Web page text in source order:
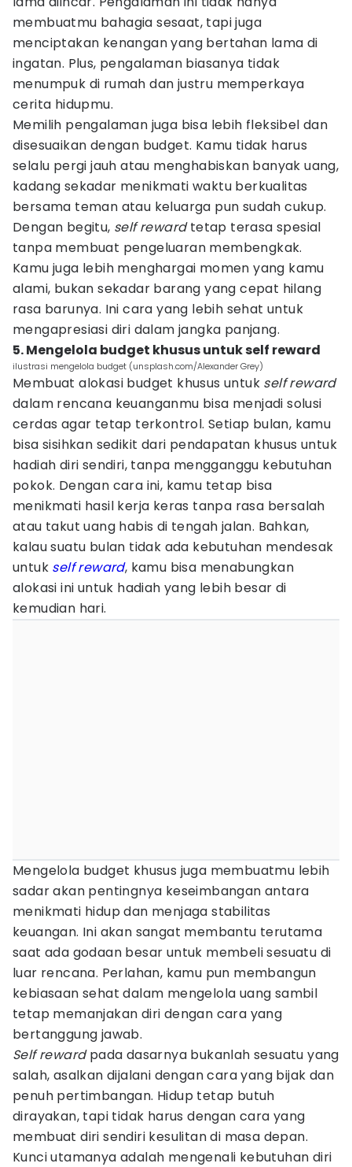
membuatmu bahagia sesaat, tapi juga
menciptakan kenangan yang bertahan lama di
ingatan. Plus, pengalaman biasanya tidak
menumpuk di rumah dan justru memperkaya
cerita hidupmu.
Memilih pengalaman juga bisa lebih fleksibel dan
disesuaikan dengan budget. Kamu tidak harus
selalu pergi jauh atau menghabiskan banyak uang,
kadang sekadar menikmati waktu berkualitas
bersama teman atau keluarga pun sudah cukup.
Dengan begitu, self rewardtetap terasa spesial
tanpa membuat pengeluaran membengkak.
Kamu juga lebih menghargai momen yang kamu
alami, bukan sekadar barang yang cepat hilang
rasa barunya. Ini cara yang lebih sehat untuk
mengapresiasi diri dalam jangka panjang.
5. Mengelola budget khusus untuk self reward
ilustrasi mengelola budget (unsplash.com/Alexander Grey)
Membuat alokasi budget khusus untuk self reward
dalam rencana keuanganmu bisa menjadi solusi
cerdas agar tetap terkontrol. Setiap bulan, kamu
bisa sisihkan sedikit dari pendapatan khusus untuk
hadiah diri sendiri, tanpa mengganggu kebutuhan
pokok. Dengan cara ini, kamu tetap bisa
menikmati hasil kerja keras tanpa rasa bersalah
atau takut uang habis di tengah jalan. Bahkan,
kalau suatu bulan tidak ada kebutuhan mendesak
untuk self reward, kamu bisa menabungkan
alokasi ini untuk hadiah yang lebih besar di
kemudian hari.
Mengelola budget khusus juga membuatmu lebih
sadar akan pentingnya keseimbangan antara
menikmati hidup dan menjaga stabilitas
keuangan. Ini akan sangat membantu terutama
saat ada godaan besar untuk membeli sesuatu di
luar rencana. Perlahan, kamu pun membangun
kebiasaan sehat dalam mengelola uang sambil
tetap memanjakan diri dengan cara yang
bertanggung jawab.
Self rewardpada dasarnya bukanlah sesuatu yang
salah, asalkan dijalani dengan cara yang bijak dan
penuh pertimbangan. Hidup tetap butuh
dirayakan, tapi tidak harus dengan cara yang
membuat diri sendiri kesulitan di masa depan.
Kunci utamanya adalah mengenali kebutuhan diri